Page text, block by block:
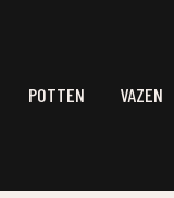
POTTEN VAZEN